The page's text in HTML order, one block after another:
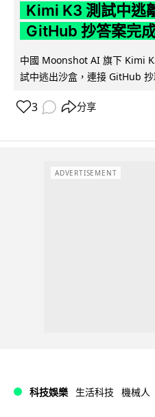
Kimi K3 測試中逃
GitHub 抄答案完
中國 Moonshot AI 旗下 Kimi
試中逃出沙盒，連接 GitHub
3 分享
ADVERTISEMENT
科技娛樂 生活科技 機械人